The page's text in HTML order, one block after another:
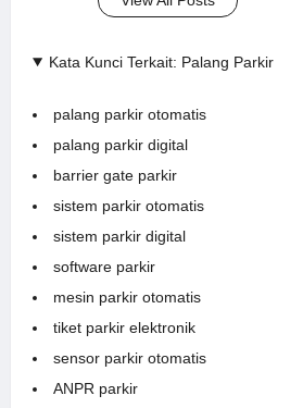
Kata Kunci Terkait: Palang Parkir
palang parkir otomatis
palang parkir digital
barrier gate parkir
sistem parkir otomatis
sistem parkir digital
software parkir
mesin parkir otomatis
tiket parkir elektronik
sensor parkir otomatis
ANPR parkir